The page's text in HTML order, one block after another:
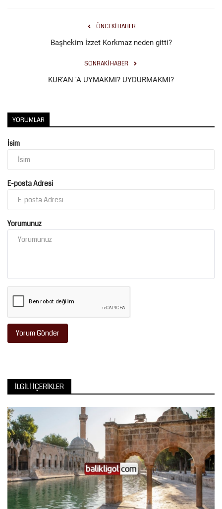
ÖNCEKI HABER
Başhekim İzzet Korkmaz neden gitti?
SONRAKI HABER
KUR'AN 'A UYMAKMI? UYDURMAKMI?
YORUMLAR
İsim
E-posta Adresi
Yorumunuz
Yorum Gönder
İLGILI İÇERIKLER